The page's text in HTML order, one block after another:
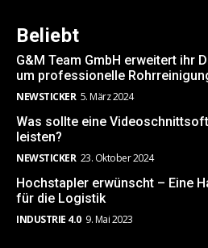
Beliebt
G&M Team GmbH erweitert ihr
um professionelle
NEWSTICKER 5. März 2024
Was sollte eine
leisten?
NEWSTICKER 23. Oktober 2024
Hochstapler erwünscht – Eine
für die Logistik
INDUSTRIE 4.0 9. Mai 2023